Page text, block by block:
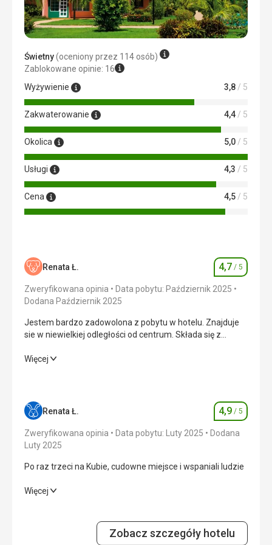
Świetny(oceniony przez 114 osób)
Zablokowane opinie: 16
Wyżywienie
3,8 / 5
Zakwaterowanie 4,4 / 5
Okolica 5,0 / 5
Usługi 4,3 / 5
Cena 4,5 / 5
Renata Ł. Ocena
4,7 / 5
Zweryfikowana opinia
Data pobytu: Październik 2025
Dodana Październik 2025
Jestem bardzo zadowolona z pobytu w hotelu. Znajduje
sie w niewielkiej odległości od centrum. Składa się z
przyjazna
Jestem bardzo zadowolona z pobytu w hotelu. Znajduje
Wyżywienie 4,0/ 5
Zakwaterowanie
Okolica 5,0/ 5
Usługi
Więcej
Renata Ł. Ocena
4,9 / 5
Zweryfikowana opinia Data pobytu: Luty 2025
Dodana
Luty 2025
Po raz trzeci na Kubie, cudowne miejsce i wspaniali ludzie
Po raz trzeci na Kubie, cudowne miejsce i wspaniali ludzie
5,0 / 5
Więcej
Zobacz szczegóły hotelu